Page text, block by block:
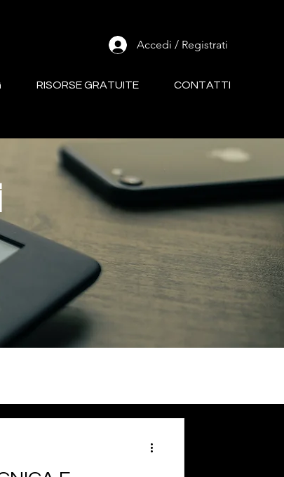
Accedi / Registrati
RISORSE GRATUITE CONTATTI